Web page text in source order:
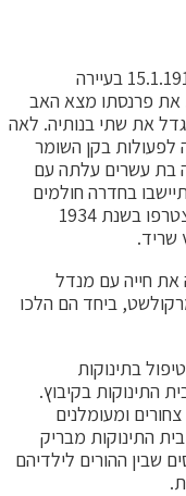
לאה, בת שנייה לבלומה ואשר, נולדה ב- 15.1.1912 בעיירה
את פרנסתו מצא האב
את שתי בנותיה. לאה
לפעולות בקן השומר
בת עשרים עלתה עם
בחדרה חולמים
להקים קיבוץ עצמאי, אך בסופו של דבר הצטרפו בשנת 1934
שריד.
את חייה עם מנדל
ביחד הם הלכו
בתינוקות
התינוקות בקיבוץ.
ומעומלנים
בית התינוקות מבריק
שבין ההורים לילדיהם